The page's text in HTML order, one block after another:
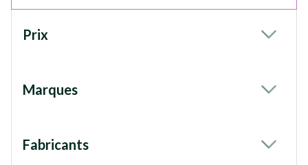
Prix
Marques
Fabricants